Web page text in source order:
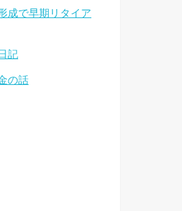
成で早期リタイア
記
の話